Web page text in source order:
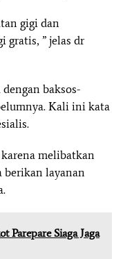
gigi dan
gratis, ” jelas dr
baksos-
Kali ini kata
karena melibatkan
berikan layanan
Parepare Siaga Jaga